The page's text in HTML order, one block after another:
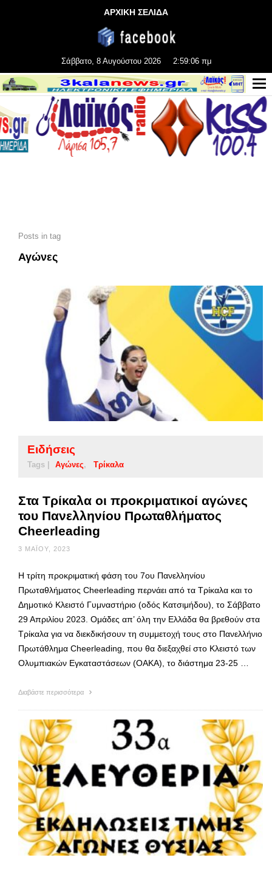
ΑΡΧΙΚΗ ΣΕΛΙΔΑ
Σάββατο, 8 Αυγούστου 2026 2:59:08 πμ
Posts in tag
Αγώνες
Ειδήσεις
Tags | Αγώνες Τρίκαλα
Στα Τρίκαλα οι προκριματικοί αγώνες
του Πανελληνίου Πρωταθλήματος
Cheerleading
3 ΜΑΪ́ΟΥ, 2023
Η τρίτη προκριματική φάση του 7ου Πανελληνίου
Πρωταθλήματος Cheerleading περνάει από τα Τρίκαλα και το
Δημοτικό Κλειστό Γυμναστήριο (οδός Κατσιμήδου), το Σάββατο
29 Απριλίου 2023. Ομάδες απ’ όλη την Ελλάδα θα βρεθούν στα
Τρίκαλα για να διεκδικήσουν τη συμμετοχή τους στο Πανελλήνιο
Πρωτάθλημα Cheerleading, που θα διεξαχθεί στο Κλειστό των
Ολυμπιακών Εγκαταστάσεων (ΟΑΚΑ), το διάστημα 23-25 …
Διαβάστε περισσότερα